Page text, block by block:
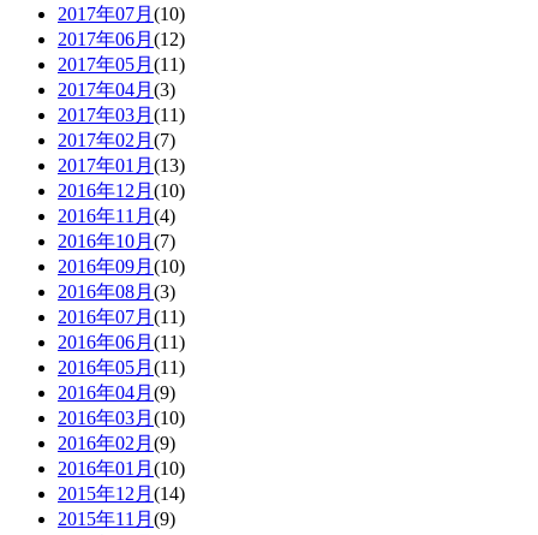
2017年07月 (10)
2017年06月 (12)
2017年05月 (11)
2017年04月 (3)
2017年03月 (11)
2017年02月 (7)
2017年01月 (13)
2016年12月 (10)
2016年11月 (4)
2016年10月 (7)
2016年09月 (10)
2016年08月 (3)
2016年07月 (11)
2016年06月 (11)
2016年05月 (11)
2016年04月 (9)
2016年03月 (10)
2016年02月 (9)
2016年01月 (10)
2015年12月 (14)
2015年11月 (9)